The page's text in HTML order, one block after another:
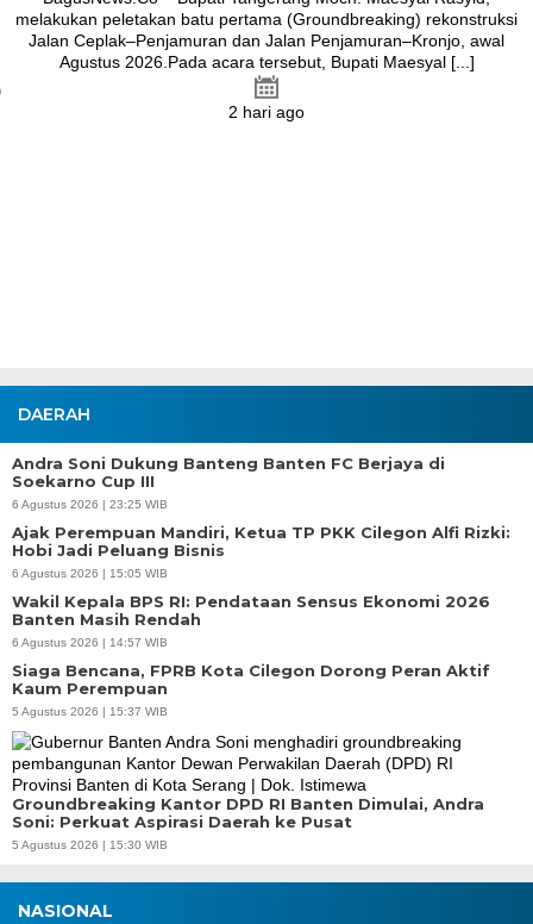
melakukan peletakan batu pertama (Groundbreaking) rekonstruksi
Jalan Ceplak–Penjamuran dan Jalan Penjamuran–Kronjo, awal
Agustus 2026.Pada acara tersebut, Bupati Maesyal [...]
2 hari ago
DAERAH
Andra Soni Dukung Banteng Banten FC Berjaya di
Soekarno Cup III
6 Agustus 2026 | 23:25 WIB
Ajak Perempuan Mandiri, Ketua TP PKK Cilegon Alfi Rizki:
Hobi Jadi Peluang Bisnis
6 Agustus 2026 | 15:05 WIB
Wakil Kepala BPS RI: Pendataan Sensus Ekonomi 2026
Banten Masih Rendah
6 Agustus 2026 | 14:57 WIB
Siaga Bencana, FPRB Kota Cilegon Dorong Peran Aktif
Kaum Perempuan
5 Agustus 2026 | 15:37 WIB
Groundbreaking Kantor DPD RI Banten Dimulai, Andra
Soni: Perkuat Aspirasi Daerah ke Pusat
5 Agustus 2026 | 15:30 WIB
NASIONAL